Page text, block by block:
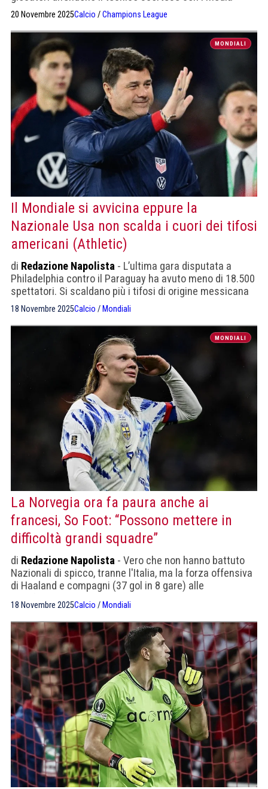
20 Novembre 2025Calcio /Champions League
MONDIALI
Il Mondiale si avvicina eppure la
Nazionale Usa non scalda i cuori dei tifosi
americani (Athletic)
di Redazione Napolista - L’ultima gara disputata a
Philadelphia contro il Paraguay ha avuto meno di 18.500
spettatori. Si scaldano più i tifosi di origine messicana
18 Novembre 2025Calcio / Mondiali
MONDIALI
La Norvegia ora fa paura anche ai
francesi, So Foot: “Possono mettere in
difficoltà grandi squadre”
di Redazione Napolista - Vero che non hanno battuto
Nazionali di spicco, tranne l'Italia, ma la forza offensiva
di Haaland e compagni (37 gol in 8 gare) alle
18 Novembre 2025Calcio / Mondiali